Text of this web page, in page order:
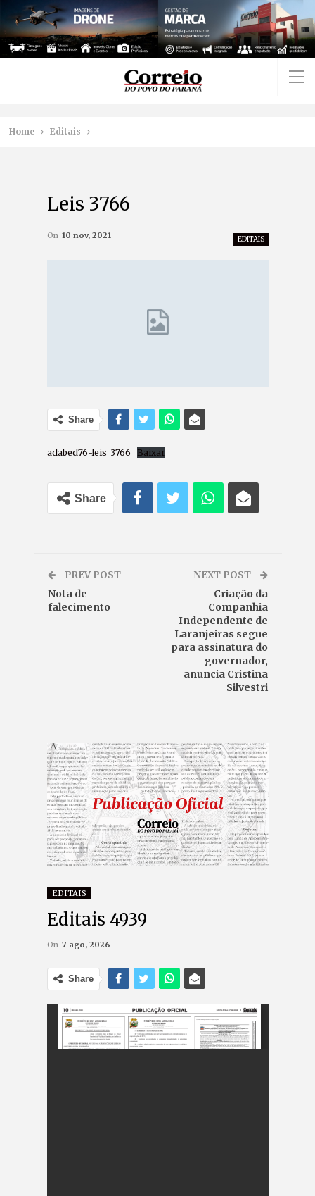
Home Editais
Leis 3766
EDITAIS
On 10 nov, 2021
Share
adabed76-leis_3766 Baixar
Share
PREV POST
Nota de
falecimento
NEXT POST
Criação da
Companhia
Independente de
Laranjeiras segue
para assinatura do
governador,
anuncia Cristina
Silvestri
EDITAIS
Editais 4939
On 7 ago, 2026
Share